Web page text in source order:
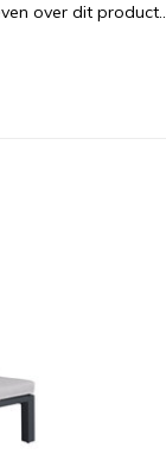
over dit product..